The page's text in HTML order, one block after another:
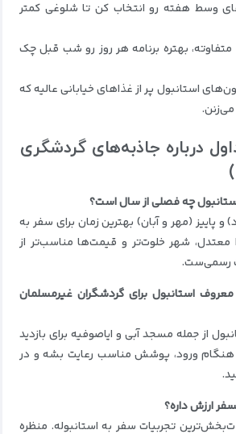
وسط هفته رو انتخاب کن تا شلوغی کمتر
بهتره برنامه هر روز رو شب قبل چک
استانبول پر از غذاهای خیابانی عالیه که
درباره جاذبه‌های گردشگری
و پاییز (مهر و آبان) بهترین زمان برای سفر به
معتدل، شهر خلوت‌تر و قیمت‌ها مناسب‌تر از
رسمی‌ست.
معروف استانبول برای گردشگران غیرمسلمان
از جمله مسجد آبی و ایاصوفیه برای بازدید
هنگام ورود، پوشش مناسب رعایت بشه و در
تجربیات سفر به استانبوله. منظره